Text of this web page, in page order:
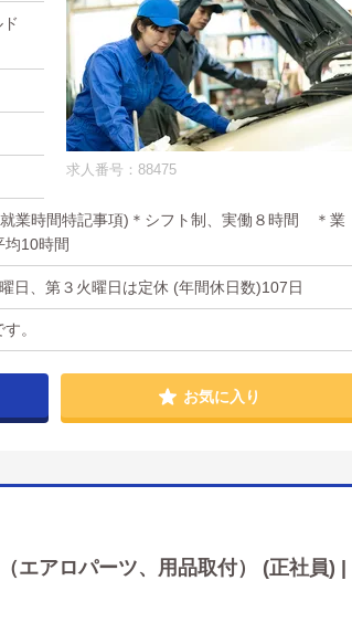
求人番号：88475
時間特記事項)＊シフト制、実働８時間 ＊業
10時間
、第３火曜日は定休 (年間休日数)107日
。
お気に入り
エアロパーツ、用品取付） (正社員) |